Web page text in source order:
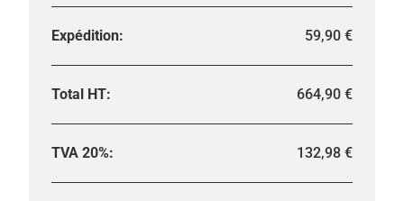
59,90 €
664,90 €
132,98 €